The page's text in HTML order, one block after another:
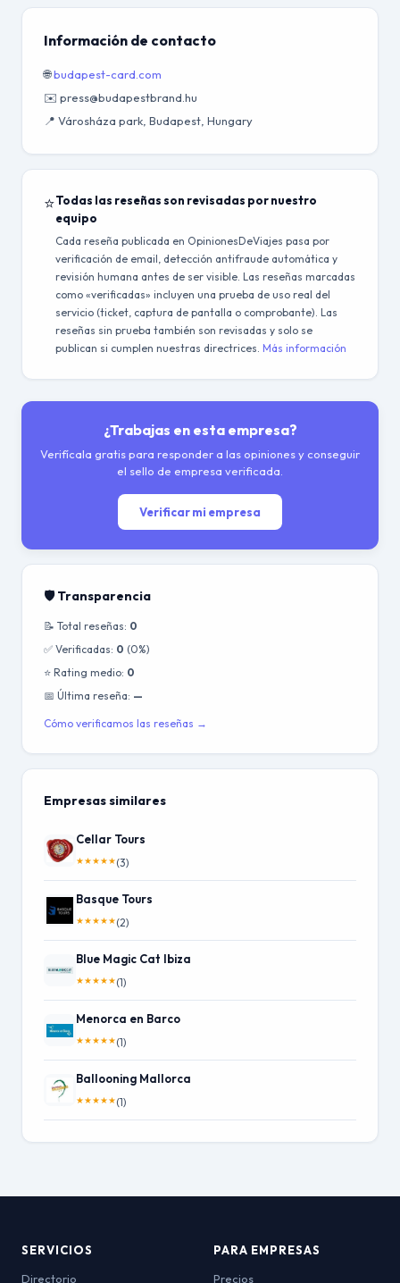
Información de contacto
🌐budapest-card.com
✉️ press@budapestbrand.hu
📍 Városháza park, Budapest, Hungary
⭐Todas las reseñas son revisadas por nuestro
equipo
Cada reseña publicada en OpinionesDeViajes pasa por
verificación de email, detección antifraude automática y
revisión humana antes de ser visible. Las reseñas marcadas
como «verificadas» incluyen una prueba de uso real del
servicio (ticket, captura de pantalla o comprobante). Las
reseñas sin prueba también son revisadas y solo se
publican si cumplen nuestras directrices. Más información
¿Trabajas en esta empresa?
Verifícala gratis para responder a las opiniones y conseguir
el sello de empresa verificada.
Verificar mi empresa
🛡️ Transparencia
📝 Total reseñas: 0
✅ Verificadas: 0 (0%)
⭐ Rating medio: 0
📅 Última reseña: —
Cómo verificamos las reseñas →
Empresas similares
Cellar Tours
★★★★★(3)
Basque Tours
★★★★★(2)
Blue Magic Cat Ibiza
★★★★★(1)
Menorca en Barco
★★★★★(1)
Ballooning Mallorca
★★★★★(1)
SERVICIOS
Directorio
PARA EMPRESAS
Precios